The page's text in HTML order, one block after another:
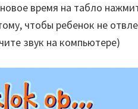
время на табло
чтобы ребенок не
звук на компьютере)